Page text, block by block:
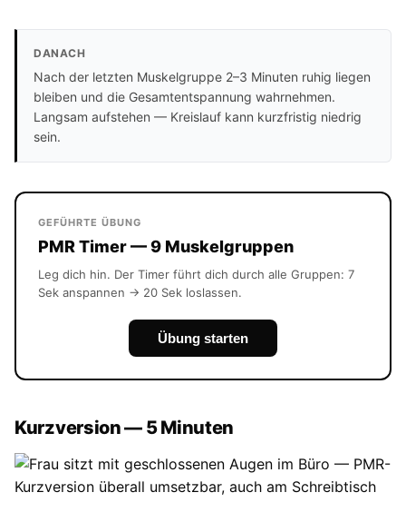
DANACH
Nach der letzten Muskelgruppe 2–3 Minuten ruhig liegen
bleiben und die Gesamtentspannung wahrnehmen.
Langsam aufstehen — Kreislauf kann kurzfristig niedrig
sein.
GEFÜHRTE ÜBUNG
PMR Timer — 9 Muskelgruppen
Leg dich hin. Der Timer führt dich durch alle Gruppen: 7
Sek anspannen → 20 Sek loslassen.
Übung starten
Kurzversion — 5 Minuten